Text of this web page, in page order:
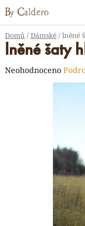
Přejít
na
obsah
Domů / Dámské / lněné
lněné šaty
Průměrné
Neohodnoceno